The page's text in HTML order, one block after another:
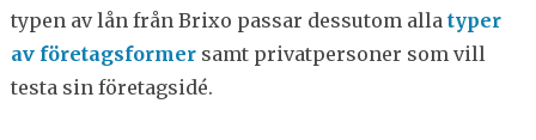
typen av lån från Brixo passar dessutom alla typer
av företagsformersamt privatpersoner som vill
testa sin företagsidé.